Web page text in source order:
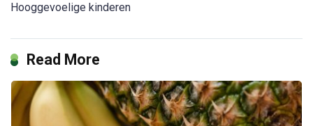
Hooggevoelige kinderen
Read More